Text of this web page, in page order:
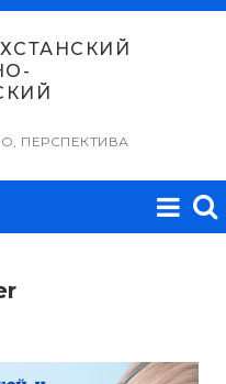
ПЕРСПЕКТИВА